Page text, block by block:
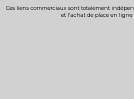
Ces liens commerciaux sont totalement
et l'achat de place en ligne